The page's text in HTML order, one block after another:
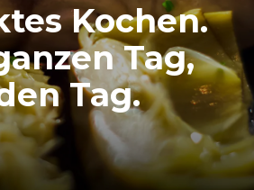
Kochen.
Tag,
Tag.